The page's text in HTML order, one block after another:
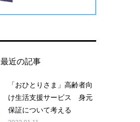
最近の記事
「おひとりさま」高齢者向
け生活支援サービス 身元
保証について考える